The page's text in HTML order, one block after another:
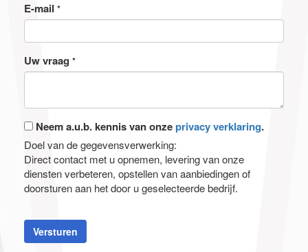
E-mail *
Uw vraag *
Neem a.u.b. kennis van onzeprivacy verklaring.
Doel van de gegevensverwerking:
Direct contact met u opnemen, levering van onze
diensten verbeteren, opstellen van aanbiedingen of
doorsturen aan het door u geselecteerde bedrijf.
Versturen